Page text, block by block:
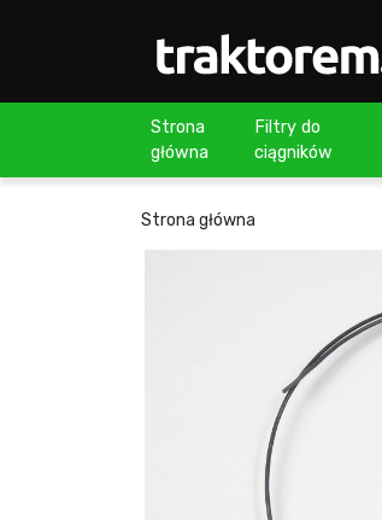
Strona
główna
Filtry do
ciągników
Strona główna